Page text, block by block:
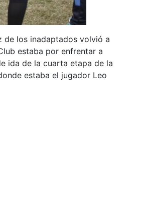
de los inadaptados volvió a
estaba por enfrentar a
ida de la cuarta etapa de la
estaba el jugador Leo